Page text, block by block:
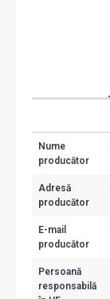
Nume
producător
Adresă
producător
E-mail
producător
Persoană
responsabilă